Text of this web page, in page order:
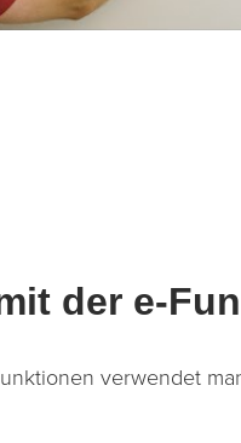
der e-
verwendet